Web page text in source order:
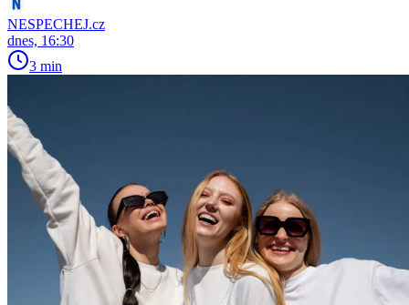
NESPECHEJ.cz
dnes, 16:30
3 min